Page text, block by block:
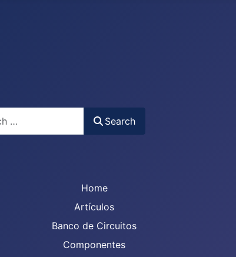
Search
Search
Home
Artículos
Banco de Circuitos
Componentes